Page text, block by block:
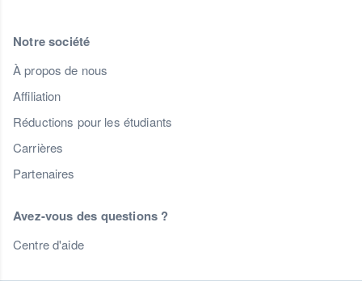
Notre société
À propos de nous
Affiliation
Réductions pour les étudiants
Carrières
Partenaires
Avez-vous des questions ?
Centre d'aide